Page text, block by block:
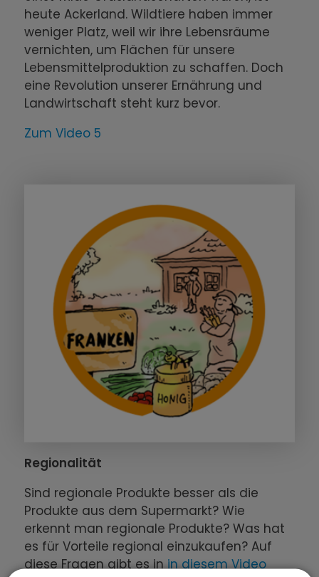
heute Ackerland. Wildtiere haben immer
weniger Platz, weil wir ihre Lebensräume
vernichten, um Flächen für unsere
Lebensmittelproduktion zu schaffen. Doch
eine Revolution unserer Ernährung und
Landwirtschaft steht kurz bevor.
Zum Video 5
Regionalität
Sind regionale Produkte besser als die
Produkte aus dem Supermarkt? Wie
erkennt man regionale Produkte? Was hat
es für Vorteile regional einzukaufen? Auf
diese Fragen gibt es inin diesem Video